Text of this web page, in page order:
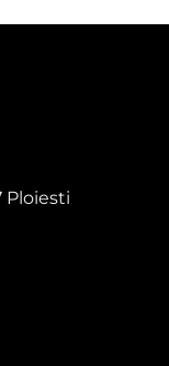
Ploiesti